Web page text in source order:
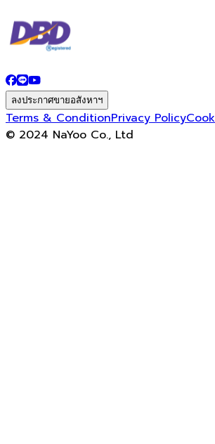
ลงประกาศขายอสังหาฯ
Terms & ConditionPrivacy Policy
© 2024 NaYoo Co., Ltd